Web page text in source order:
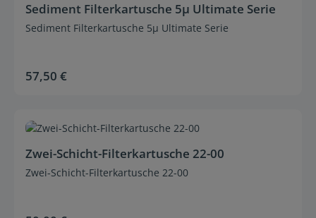
Sediment Filterkartusche 5µ Ultimate Serie
Sediment Filterkartusche 5µ Ultimate Serie
Regulärer Preis:
57,50 €
Durchschnittliche Bewertung von 0 von 5 Sternen
Zwei-Schicht-Filterkartusche 22-00
Zwei-Schicht-Filterkartusche 22-00